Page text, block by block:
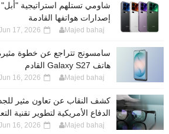
شاومي تستلهم استراتيجية
إصدارات هواتفها القادمة
Majed bahaj
17, 2026
سامسونج تتراجع عن خطوة
هاتف Galaxy S27 القادم
Majed bahaj
16, 2026
كشف النقاب عن تعاون مثير
الدفاع الأمريكية لتطوير تقنية
Majed bahaj
16, 2026